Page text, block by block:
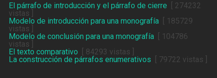
El párrafo de introducción y el párrafo de cierre [ 274232
vistas ]
Modelo de introducción para una monografía[ 185729
vistas ]
Modelo de conclusión para una monografía[ 104786
vistas ]
El texto comparativo [ 84293 vistas ]
La construcción de párrafos enumerativos [ 79722 vistas ]